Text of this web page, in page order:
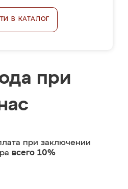
В КАТАЛОГ
при
при заключении
всего 10%